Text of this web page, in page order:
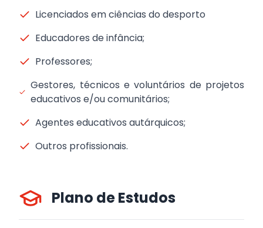
Licenciados em ciências do desporto
Educadores de infância;
Professores;
Gestores, técnicos e voluntários de projetos
educativos e/ou comunitários;
Agentes educativos autárquicos;
Outros profissionais.
Plano de Estudos